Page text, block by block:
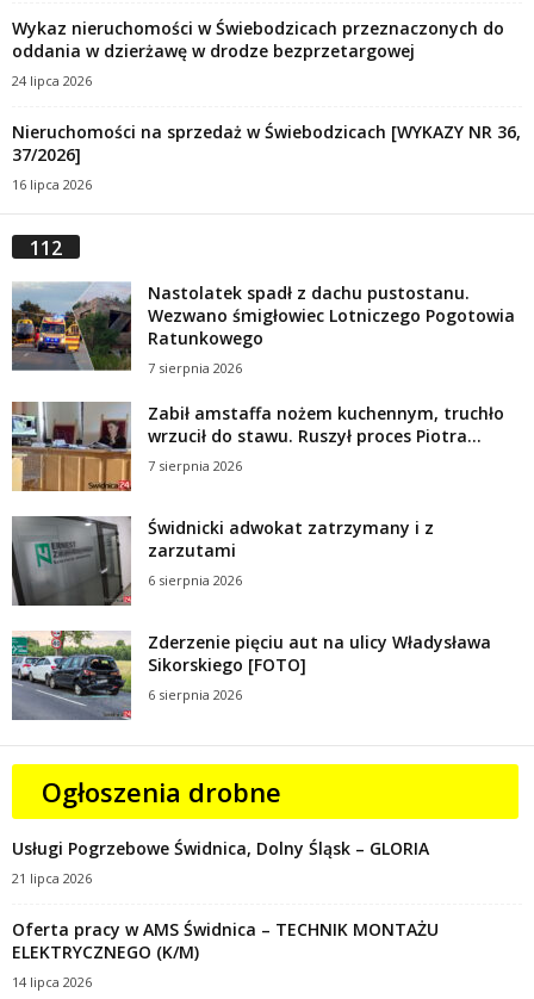
Wykaz nieruchomości w Świebodzicach przeznaczonych do
oddania w dzierżawę w drodze bezprzetargowej
24 lipca 2026
Nieruchomości na sprzedaż w Świebodzicach [WYKAZY NR 36,
37/2026]
16 lipca 2026
112
Nastolatek spadł z dachu pustostanu.
Wezwano śmigłowiec Lotniczego Pogotowia
Ratunkowego
7 sierpnia 2026
Zabił amstaffa nożem kuchennym, truchło
wrzucił do stawu. Ruszył proces Piotra...
7 sierpnia 2026
Świdnicki adwokat zatrzymany i z
zarzutami
6 sierpnia 2026
Zderzenie pięciu aut na ulicy Władysława
Sikorskiego [FOTO]
6 sierpnia 2026
Ogłoszenia drobne
Usługi Pogrzebowe Świdnica, Dolny Śląsk – GLORIA
21 lipca 2026
Oferta pracy w AMS Świdnica – TECHNIK MONTAŻU
ELEKTRYCZNEGO (K/M)
14 lipca 2026